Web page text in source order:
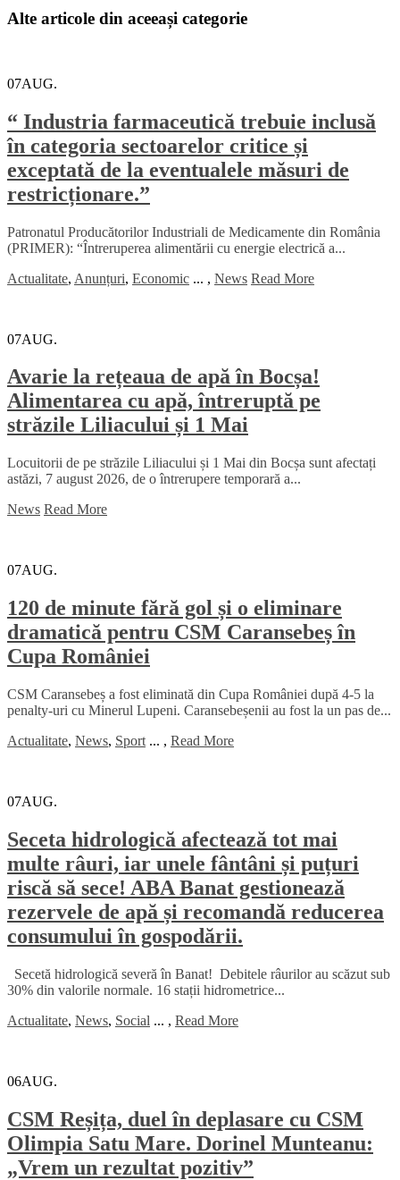
Alte articole din aceeași categorie
07AUG.
“ Industria farmaceutică trebuie inclusă
în categoria sectoarelor critice și
exceptată de la eventualele măsuri de
restricționare.”
Patronatul Producătorilor Industriali de Medicamente din România
(PRIMER): “Întreruperea alimentării cu energie electrică a...
Actualitate, Anunțuri, Economic ... , News Read More
07AUG.
Avarie la rețeaua de apă în Bocșa!
Alimentarea cu apă, întreruptă pe
străzile Liliacului și 1 Mai
Locuitorii de pe străzile Liliacului și 1 Mai din Bocșa sunt afectați
astăzi, 7 august 2026, de o întrerupere temporară a...
News Read More
07AUG.
120 de minute fără gol și o eliminare
dramatică pentru CSM Caransebeș în
Cupa României
CSM Caransebeș a fost eliminată din Cupa României după 4-5 la
penalty-uri cu Minerul Lupeni. Caransebeșenii au fost la un pas de...
Actualitate, News, Sport ... , Read More
07AUG.
Seceta hidrologică afectează tot mai
multe râuri, iar unele fântâni și puțuri
riscă să sece! ABA Banat gestionează
rezervele de apă și recomandă reducerea
consumului în gospodării.
Secetă hidrologică severă în Banat! Debitele râurilor au scăzut sub
30% din valorile normale. 16 stații hidrometrice...
Actualitate, News, Social ... , Read More
06AUG.
CSM Reșița, duel în deplasare cu CSM
Olimpia Satu Mare. Dorinel Munteanu:
„Vrem un rezultat pozitiv”